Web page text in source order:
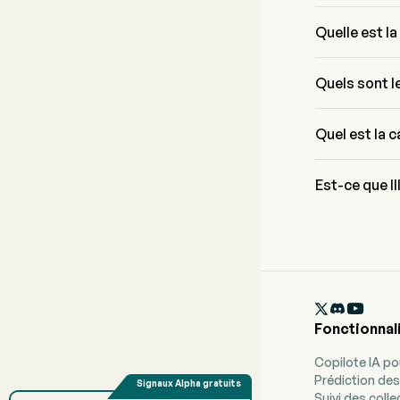
l'entreprise
Quelle est
trading.
Quels sont
Health Care
Quel est la
Est-ce que

Copilote IA
Prédiction